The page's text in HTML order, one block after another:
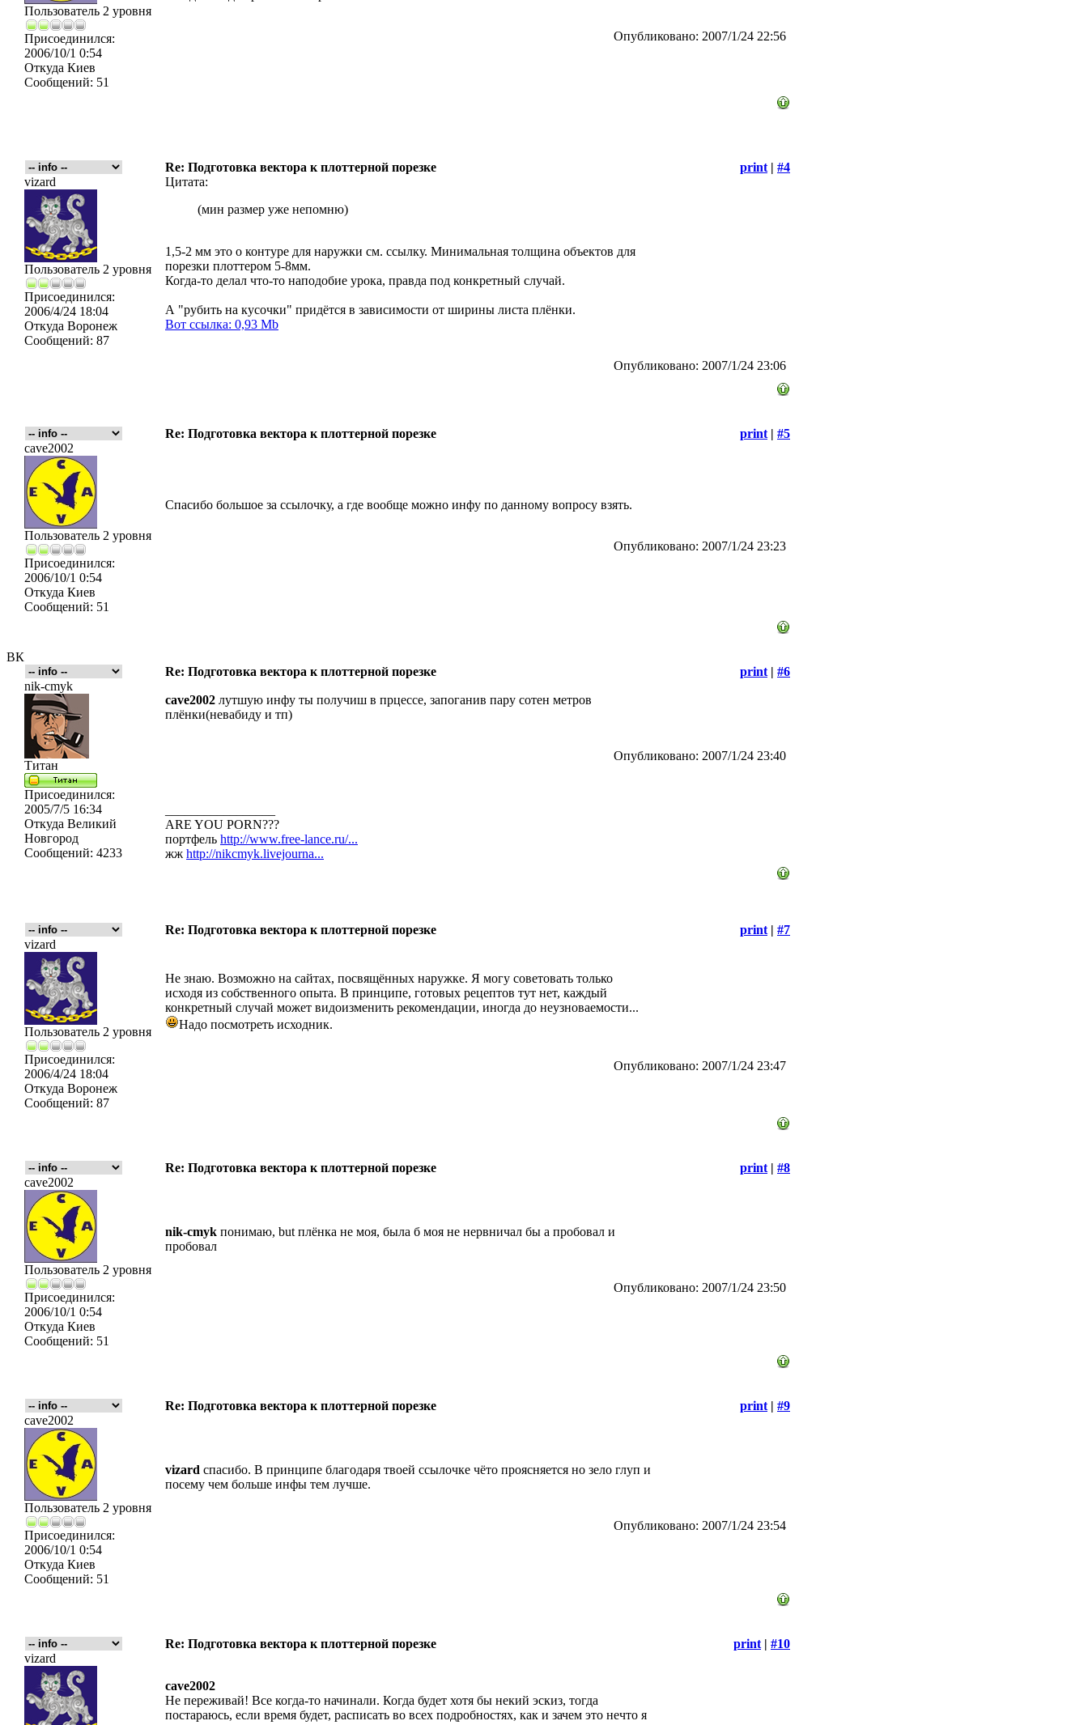
ВК
Пользователь 2 уровня
Присоединился:
2006/10/1 0:54
Откуда Киев
Сообщений: 51
Опубликовано: 2007/1/24 22:56
Re: Подготовка вектора к плоттерной порезке print | #4
vizard
Пользователь 2 уровня
Присоединился:
2006/4/24 18:04
Откуда Воронеж
Сообщений: 87
Цитата:
(мин размер уже непомню)
1,5-2 мм это о контуре для наружки см. ссылку. Минимальная толщина объектов для
порезки плоттером 5-8мм.
Когда-то делал что-то наподобие урока, правда под конкретный случай.
А "рубить на кусочки" придётся в зависимости от ширины листа плёнки.
Вот ссылка: 0,93 Mb
Опубликовано: 2007/1/24 23:06
Re: Подготовка вектора к плоттерной порезке print | #5
cave2002
Пользователь 2 уровня
Присоединился:
2006/10/1 0:54
Откуда Киев
Сообщений: 51
Спасибо большое за ссылочку, а где вообще можно инфу по данному вопросу взять.
Опубликовано: 2007/1/24 23:23
Re: Подготовка вектора к плоттерной порезке print | #6
nik-cmyk
Титан
Присоединился:
2005/7/5 16:34
Откуда Великий
Новгород
Сообщений: 4233
cave2002 лутшую инфу ты получиш в прцессе, запоганив пару сотен метров
плёнки(невабиду и тп)
Опубликовано: 2007/1/24 23:40
ARE YOU PORN???
портфель http://www.free-lance.ru/...
жж http://nikcmyk.livejourna...
Re: Подготовка вектора к плоттерной порезке print | #7
vizard
Пользователь 2 уровня
Присоединился:
2006/4/24 18:04
Откуда Воронеж
Сообщений: 87
Не знаю. Возможно на сайтах, посвящённых наружке. Я могу советовать только
исходя из собственного опыта. В принципе, готовых рецептов тут нет, каждый
конкретный случай может видоизменить рекомендации, иногда до неузноваемости...
Надо посмотреть исходник.
Опубликовано: 2007/1/24 23:47
Re: Подготовка вектора к плоттерной порезке print | #8
cave2002
Пользователь 2 уровня
Присоединился:
2006/10/1 0:54
Откуда Киев
Сообщений: 51
nik-cmyk понимаю, but плёнка не моя, была б моя не нервничал бы а пробовал и
пробовал
Опубликовано: 2007/1/24 23:50
Re: Подготовка вектора к плоттерной порезке print | #9
cave2002
Пользователь 2 уровня
Присоединился:
2006/10/1 0:54
Откуда Киев
Сообщений: 51
vizard спасибо. В принципе благодаря твоей ссылочке чёто проясняется но зело глуп и
посему чем больше инфы тем лучше.
Опубликовано: 2007/1/24 23:54
Re: Подготовка вектора к плоттерной порезке print | #10
vizard
cave2002
Не переживай! Все когда-то начинали. Когда будет хотя бы некий эскиз, тогда
постараюсь, если время будет, расписать во всех подробностях, как и зачем это нечто я